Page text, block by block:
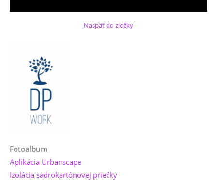
Naspäť do zložky
Fotoalbum
Aplikácia Urbanscape
Izolácia sadrokartónovej priečky